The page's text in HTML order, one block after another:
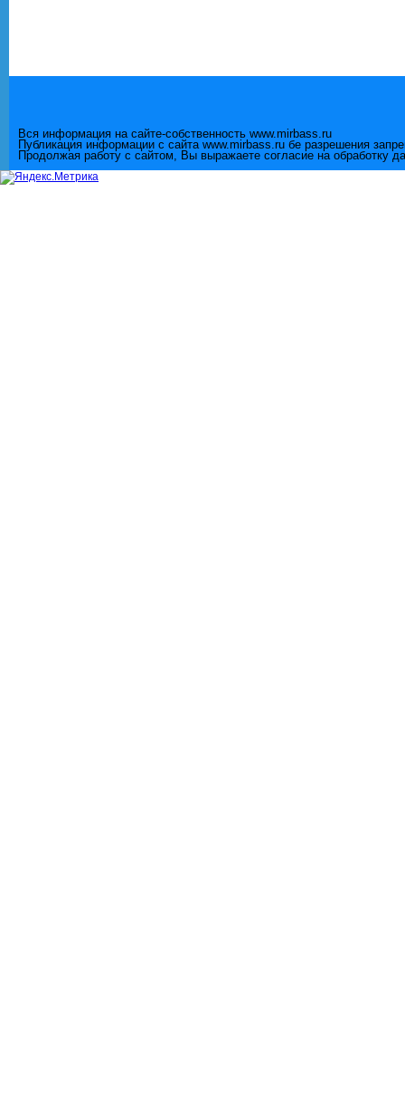
Вся информация на сайте-собственность www.mirbass.ru
Публикация информации с сайта www.mirbass.ru бе разрешения
Продолжая работу с сайтом, Вы выражаете согласие на обработку